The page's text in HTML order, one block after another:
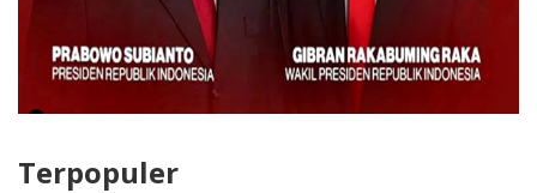
Terpopuler